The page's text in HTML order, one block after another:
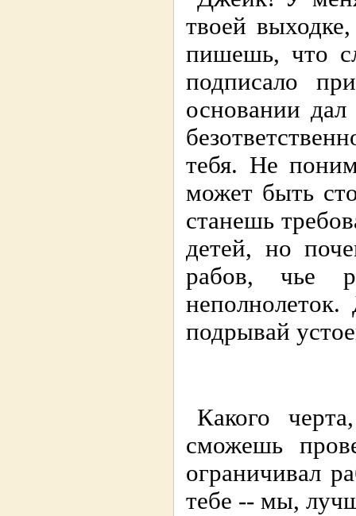
твоей
пишешь, что
подписало
основании
тебя. Не
может быть
станешь
детей, но
рабов, чье
подрывай
Какого
сможешь
ограничивал
тебе -- мы,